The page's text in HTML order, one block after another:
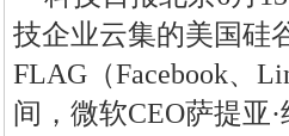
技企业云集的美国
FLAG（Facebook、
间，微软CEO萨提亚